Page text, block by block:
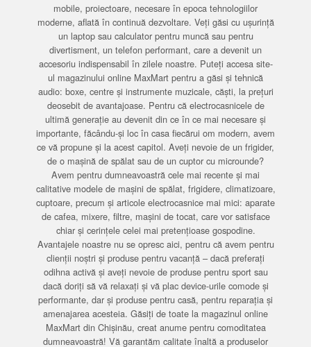
mobile, proiectoare, necesare în epoca tehnologiilor
moderne, aflată în continuă dezvoltare. Veți găsi cu ușurință
un laptop sau calculator pentru muncă sau pentru
divertisment, un telefon performant, care a devenit un
accesoriu indispensabil în zilele noastre. Puteți accesa site-
ul magazinului online MaxMart pentru a găsi și tehnică
audio: boxe, centre și instrumente muzicale, căști, la prețuri
deosebit de avantajoase. Pentru că electrocasnicele de
ultimă generație au devenit din ce în ce mai necesare și
importante, făcându-și loc în casa fiecărui om modern, avem
ce vă propune și la acest capitol. Aveți nevoie de un frigider,
de o mașină de spălat sau de un cuptor cu microunde?
Avem pentru dumneavoastră cele mai recente și mai
calitative modele de mașini de spălat, frigidere, climatizoare,
cuptoare, precum și articole electrocasnice mai mici: aparate
de cafea, mixere, filtre, mașini de tocat, care vor satisface
chiar și cerințele celei mai pretențioase gospodine.
Avantajele noastre nu se opresc aici, pentru că avem pentru
clienții noștri și produse pentru vacanță – dacă preferați
odihna activă și aveți nevoie de produse pentru sport sau
dacă doriți să vă relaxați și vă plac device-urile comode și
performante, dar și produse pentru casă, pentru reparația și
amenajarea acesteia. Găsiți de toate la magazinul online
MaxMart din Chișinău, creat anume pentru comoditatea
dumneavoastră! Vă garantăm calitate înaltă a produselor